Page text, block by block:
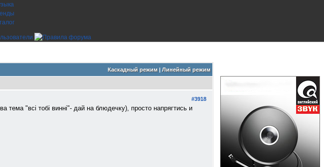
Каскадный режим| Линейный режим
#3918
тема "всі тобі винні"- дай на блюдечку), просто напрягтись и